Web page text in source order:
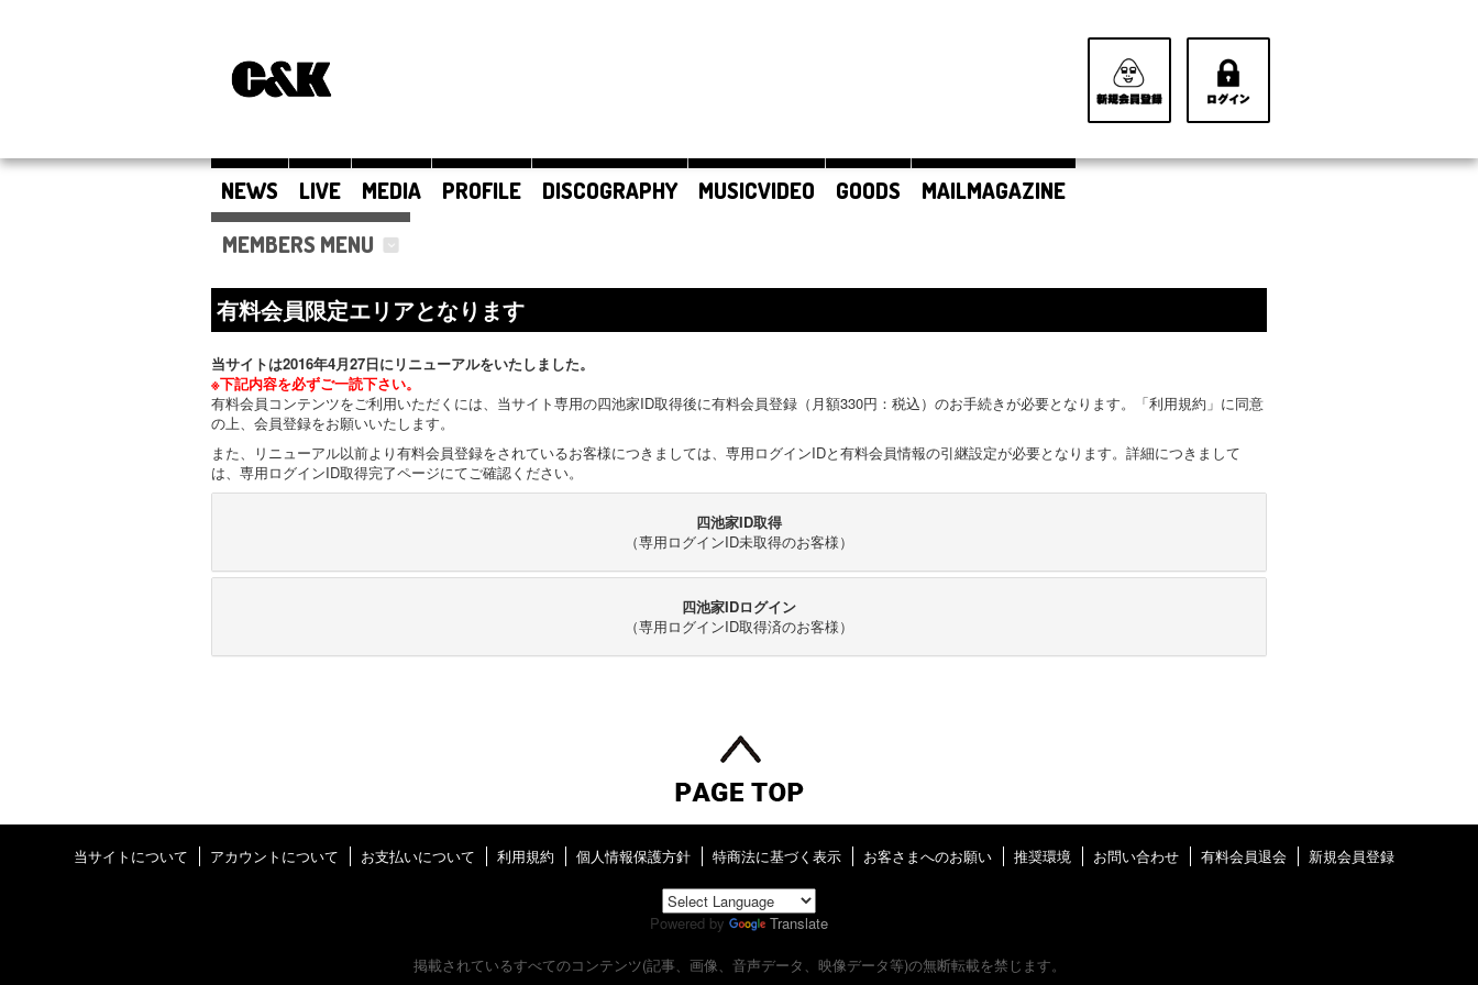
NEWS LIVE MEDIA PROFILE DISCOGRAPHY MUSICVIDEO GOODS
MAILMAGAZINE
MEMBERS MENU
有料会員限定エリアとなります
当サイトは2016年4月27日にリニューアルをいたしました。
※下記内容を必ずご一読下さい。
有料会員コンテンツをご利用いただくには、当サイト専用の四池家ID取得後に有料会員登録（月額330円：税込）のお手続きが必要となります。「利用規約」に同意
の上、会員登録をお願いいたします。
また、リニューアル以前より有料会員登録をされているお客様につきましては、専用ログインIDと有料会員情報の引継設定が必要となります。詳細につきまして
は、専用ログインID取得完了ページにてご確認ください。
四池家ID取得
（専用ログインID未取得のお客様）
四池家IDログイン
（専用ログインID取得済のお客様）
当サイトについて アカウントについて お支払いについて 利用規約 個人情報保護方針 特商法に基づく表示 お客さまへのお願い 推奨環境 お問い合わせ 有料会員退会 新規会員登録
Powered by
Translate
掲載されているすべてのコンテンツ(記事、画像、音声データ、映像データ等)の無断転載を禁じます。